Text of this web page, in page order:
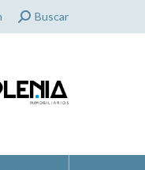
Search:
Buscar